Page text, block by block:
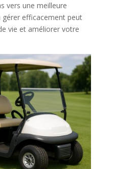
vers une meilleure
efficacement peut
vie et améliorer votre